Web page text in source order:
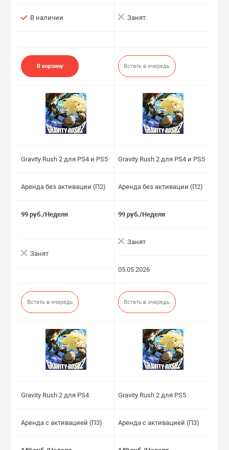
В наличии
В корзину
Занят
Встать в очередь
Gravity Rush 2 для PS4 и PS5
Аренда без активации (П2)
99 руб./Неделя
Занят
Встать в очередь
Gravity Rush 2 для PS4 и PS5
Аренда без активации (П2)
99 руб./Неделя
Занят
05.05.2026
Встать в очередь
Gravity Rush 2 для PS4
Аренда с активацией (П3)
Gravity Rush 2 для PS5
Аренда с активацией (П3)